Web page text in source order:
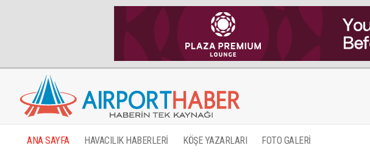
ANA SAYFA HAVACILIK HABERLERİ KÖŞE YAZARLARI FOTO GALERİ